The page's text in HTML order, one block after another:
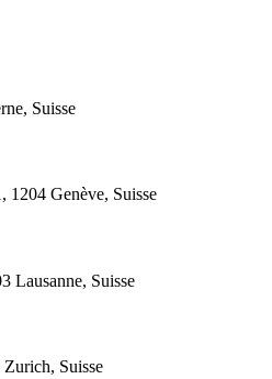
Suisse
1204 Genève, Suisse
Lausanne, Suisse
Zurich, Suisse